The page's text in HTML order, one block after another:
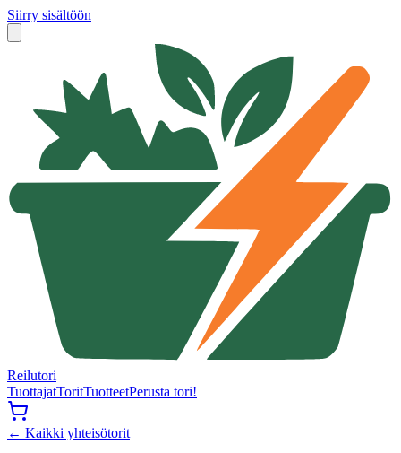
Siirry sisältöön
Reilutori
TuottajatToritTuotteetPerusta tori!
← Kaikki yhteisötorit